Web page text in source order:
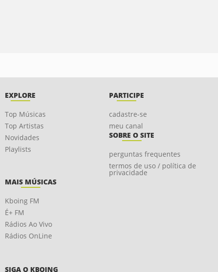
EXPLORE
Top Músicas
Top Artistas
Novidades
Playlists
PARTICIPE
cadastre-se
meu canal
SOBRE O SITE
perguntas frequentes
termos de uso / política de
privacidade
MAIS MÚSICAS
Kboing FM
É+ FM
Rádios Ao Vivo
Rádios OnLine
SIGA O KBOING